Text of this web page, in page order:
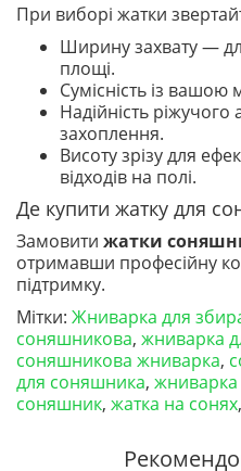
При виборі жатки
Ширину захвату —
площі.
Сумісність із
Надійність ріжучого
захоплення.
Висоту зрізу для
відходів на полі.
Де купити жатку для
Замовити жатки
отримавши професійну
підтримку.
Мітки: Жниварка для
соняшникова, жниварка
соняшникова жниварка,
для соняшника,
соняшник, жатка на сонях,